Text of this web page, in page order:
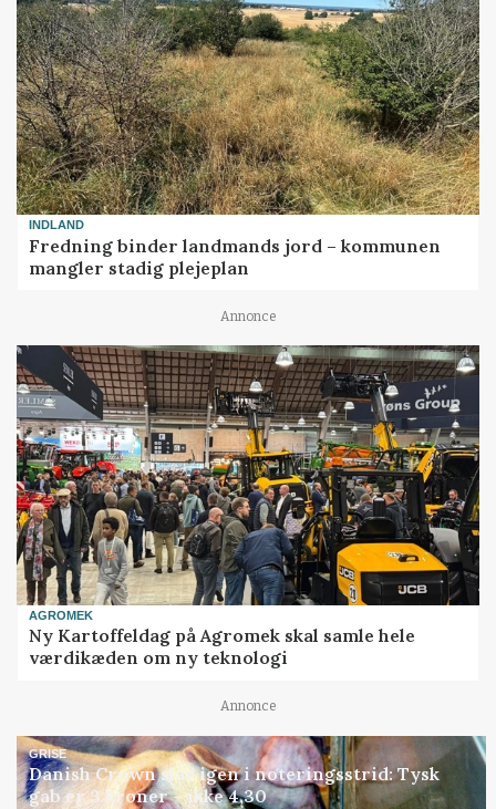
INDLAND
Fredning binder landmands jord – kommunen
mangler stadig plejeplan
Annonce
AGROMEK
Ny Kartoffeldag på Agromek skal samle hele
værdikæden om ny teknologi
Annonce
GRISE
Danish Crown slår igen i noteringsstrid: Tysk
gab er 3 kroner – ikke 4,30